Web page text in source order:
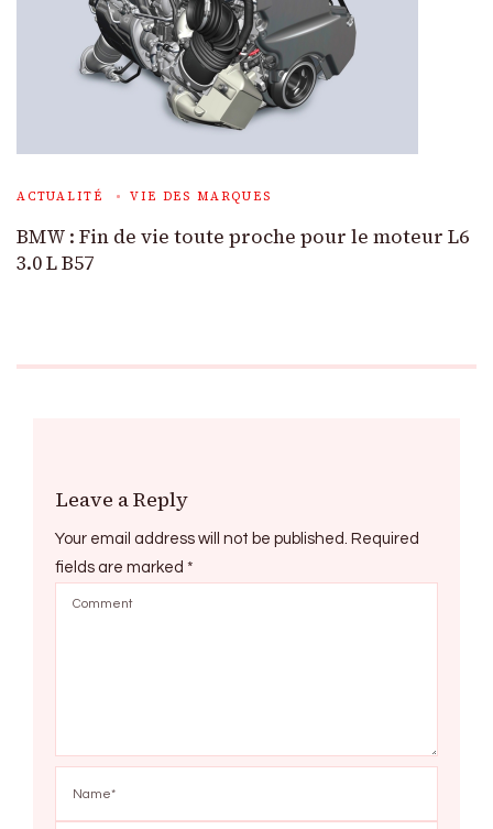
ACTUALITÉ VIE DES MARQUES
BMW : Fin de vie toute proche pour le moteur L6
3.0 L B57
Leave a Reply
Your email address will not be published. Required
fields are marked *